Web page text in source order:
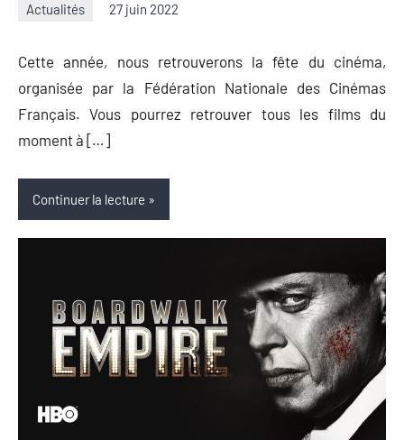
Actualités 27 juin 2022
Cette année, nous retrouverons la fête du cinéma,
organisée par la Fédération Nationale des Cinémas
Français. Vous pourrez retrouver tous les films du
moment à […]
Continuer la lecture